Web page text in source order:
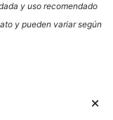
y uso recomendado
y pueden variar según